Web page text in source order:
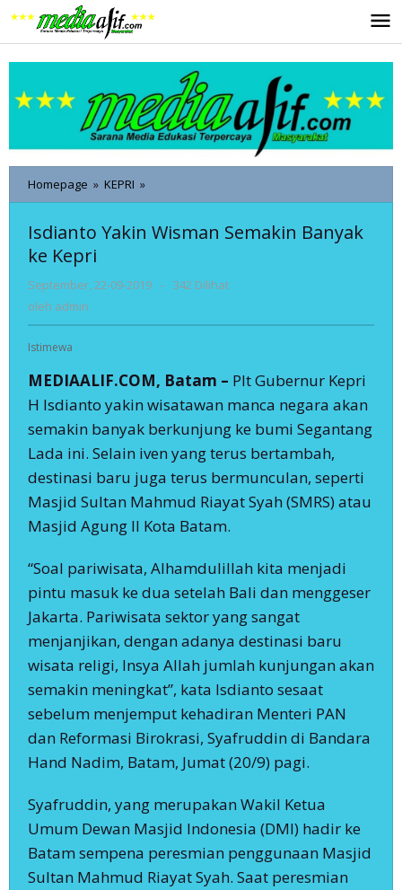
ke
konten
Homepage » KEPRI »
Yakin
Semakin
Kepri
Isdianto Yakin Wisman Semakin Banyak
ke Kepri
September, 22-09-2019 oleh
- 342 Dilihat
oleh admin
Istimewa
MEDIAALIF.COM, Batam – Plt Gubernur Kepri
H Isdianto yakin wisatawan manca negara akan
semakin banyak berkunjung ke bumi Segantang
Lada ini. Selain iven yang terus bertambah,
destinasi baru juga terus bermunculan, seperti
Masjid Sultan Mahmud Riayat Syah (SMRS) atau
Masjid Agung II Kota Batam.
“Soal pariwisata, Alhamdulillah kita menjadi
pintu masuk ke dua setelah Bali dan menggeser
Jakarta. Pariwisata sektor yang sangat
menjanjikan, dengan adanya destinasi baru
wisata religi, Insya Allah jumlah kunjungan akan
semakin meningkat”, kata Isdianto sesaat
sebelum menjemput kehadiran Menteri PAN
dan Reformasi Birokrasi, Syafruddin di Bandara
Hand Nadim, Batam, Jumat (20/9) pagi.
Syafruddin, yang merupakan Wakil Ketua
Umum Dewan Masjid Indonesia (DMI) hadir ke
Batam sempena peresmian penggunaan Masjid
Sultan Mahmud Riayat Syah. Saat peresmian